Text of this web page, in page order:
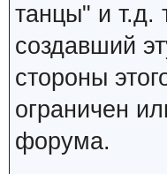
танцы" и т.д.
создавший
стороны
ограничен
форума.